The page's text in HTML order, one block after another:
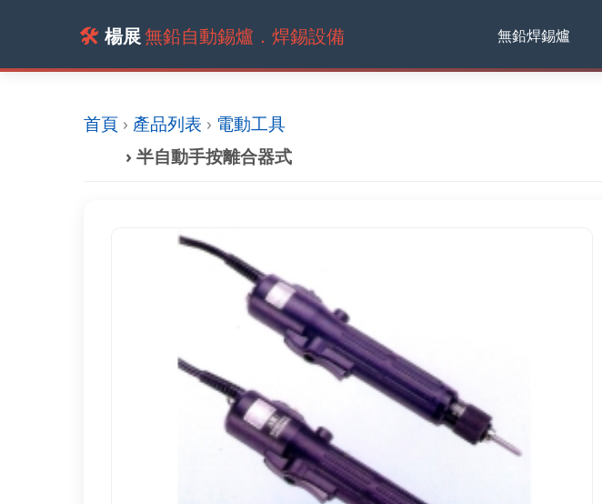
🛠️ 楊展無鉛自動錫爐．焊錫設備 無鉛焊錫爐
首頁 › 產品列表 › 電動工具
› 半自動手按離合器式